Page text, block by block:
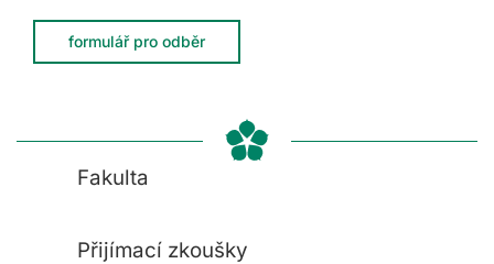
formulář pro odběr
Fakulta
Přijímací zkoušky